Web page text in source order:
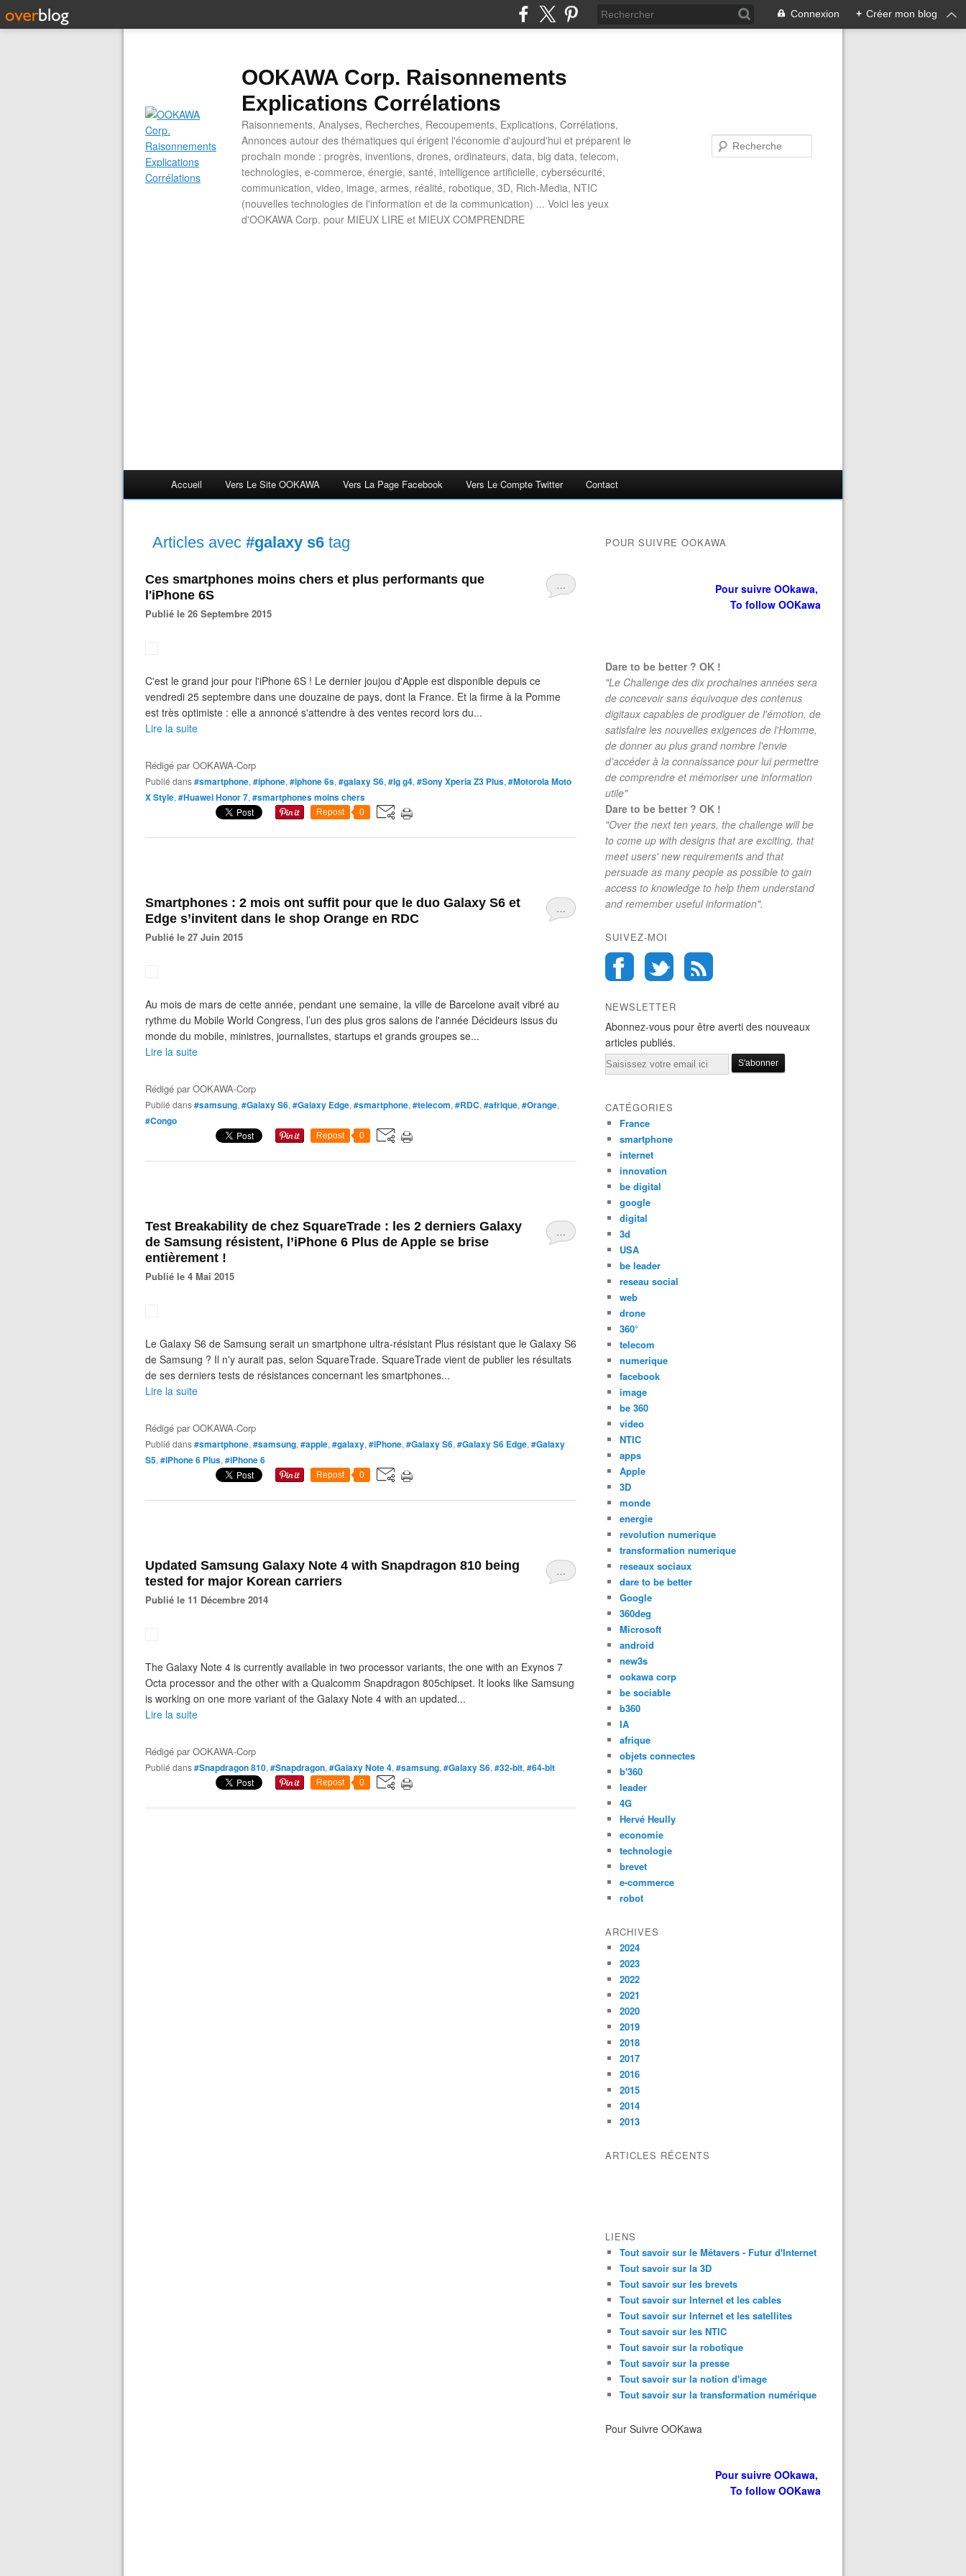
Connexion + Créer mon blog
OOKAWA Corp. Raisonnements
Explications Corrélations
Raisonnements, Analyses, Recherches, Recoupements, Explications, Corrélations,
Annonces autour des thématiques qui érigent l'économie d'aujourd'hui et préparent le
prochain monde : progrès, inventions, drones, ordinateurs, data, big data, telecom,
technologies, e-commerce, énergie, santé, intelligence artificielle, cybersécurité,
communication, video, image, armes, réalité, robotique, 3D, Rich-Media, NTIC
(nouvelles technologies de l'information et de la communication) ... Voici les yeux
d'OOKAWA Corp. pour MIEUX LIRE et MIEUX COMPRENDRE
Accueil Vers Le Site OOKAWA Vers La Page Facebook Vers Le Compte Twitter Contact
Articles avec #galaxy s6 tag
…
Ces smartphones moins chers et plus performants que
l'iPhone 6S
Publié le 26 Septembre 2015
C'est le grand jour pour l'iPhone 6S ! Le dernier joujou d'Apple est disponible depuis ce
vendredi 25 septembre dans une douzaine de pays, dont la France. Et la firme à la Pomme
est très optimiste : elle a annoncé s'attendre à des ventes record lors du...
Lire la suite
Rédigé parOOKAWA-Corp
Publié dans#smartphone, #iphone, #iphone 6s, #galaxy S6, #lg g4, #Sony Xperia Z3 Plus, #Motorola Moto
X Style, #Huawei Honor 7, #smartphones moins chers
Repost 0
…
Smartphones : 2 mois ont suffit pour que le duo Galaxy S6 et
Edge s’invitent dans le shop Orange en RDC
Publié le 27 Juin 2015
Au mois de mars de cette année, pendant une semaine, la ville de Barcelone avait vibré au
rythme du Mobile World Congress, l’un des plus gros salons de l'année Décideurs issus du
monde du mobile, ministres, journalistes, startups et grands groupes se...
Lire la suite
Rédigé parOOKAWA-Corp
Publié dans#samsung, #Galaxy S6, #Galaxy Edge, #smartphone, #telecom, #RDC, #afrique, #Orange,
#Congo
Repost 0
…
Test Breakability de chez SquareTrade : les 2 derniers Galaxy
de Samsung résistent, l’iPhone 6 Plus de Apple se brise
entièrement !
Publié le 4 Mai 2015
Le Galaxy S6 de Samsung serait un smartphone ultra-résistant Plus résistant que le Galaxy S6
de Samsung ? Il n'y aurait pas, selon SquareTrade. SquareTrade vient de publier les résultats
de ses derniers tests de résistances concernant les smartphones...
Lire la suite
Rédigé parOOKAWA-Corp
Publié dans#smartphone, #samsung, #apple, #galaxy, #iPhone, #Galaxy S6, #Galaxy S6 Edge, #Galaxy
S5, #iPhone 6 Plus, #iPhone 6
Repost 0
…
Updated Samsung Galaxy Note 4 with Snapdragon 810 being
tested for major Korean carriers
Publié le 11 Décembre 2014
The Galaxy Note 4 is currently available in two processor variants, the one with an Exynos 7
Octa processor and the other with a Qualcomm Snapdragon 805chipset. It looks like Samsung
is working on one more variant of the Galaxy Note 4 with an updated...
Lire la suite
Rédigé parOOKAWA-Corp
Publié dans#Snapdragon 810, #Snapdragon, #Galaxy Note 4, #samsung, #Galaxy S6, #32-bit, #64-bit
Repost 0
POUR SUIVRE OOKAWA
Pour suivre OOkawa,
To follow OOKawa
Dare to be better ? OK !
"Le Challenge des dix prochaines années sera
de concevoir sans équivoque des contenus
digitaux capables de prodiguer de l'émotion, de
satisfaire les nouvelles exigences de l'Homme,
de donner au plus grand nombre l'envie
d'accéder à la connaissance pour lui permettre
de comprendre et mémoriser une information
utile"
Dare to be better ? OK !
"Over the next ten years, the challenge will be
to come up with designs that are exciting, that
meet users' new requirements and that
persuade as many people as possible to gain
access to knowledge to help them understand
and remember useful information".
SUIVEZ-MOI
NEWSLETTER
Abonnez-vous pour être averti des nouveaux
articles publiés.
Email
CATÉGORIES
France
smartphone
internet
innovation
be digital
google
digital
3d
USA
be leader
reseau social
web
drone
360°
telecom
numerique
facebook
image
be 360
video
NTIC
apps
Apple
3D
monde
energie
revolution numerique
transformation numerique
reseaux sociaux
dare to be better
Google
360deg
Microsoft
android
new3s
ookawa corp
be sociable
b360
IA
afrique
objets connectes
b'360
leader
4G
Hervé Heully
economie
technologie
brevet
e-commerce
robot
ARCHIVES
2024
2023
2022
2021
2020
2019
2018
2017
2016
2015
2014
2013
ARTICLES RÉCENTS
LIENS
Tout savoir sur le Métavers - Futur d'Internet
Tout savoir sur la 3D
Tout savoir sur les brevets
Tout savoir sur Internet et les cables
Tout savoir sur Internet et les satellites
Tout savoir sur les NTIC
Tout savoir sur la robotique
Tout savoir sur la presse
Tout savoir sur la notion d'image
Tout savoir sur la transformation numérique
Pour Suivre OOKawa
Pour suivre OOkawa,
To follow OOKawa